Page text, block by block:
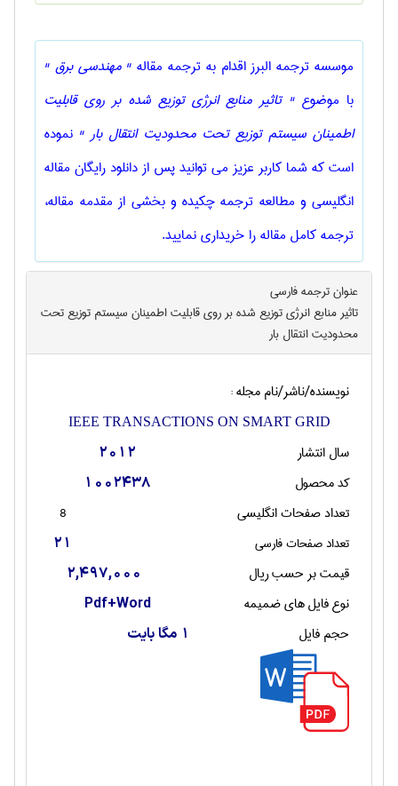
موسسه ترجمه البرز اقدام به ترجمه مقاله " مهندسی برق "
با موضوع" تاثیر منابع انرژی توزیع شده بر روی قابلیت
اطمینان سیستم توزیع تحت محدودیت انتقال بار " نموده
است که شما کاربر عزیز می توانید پس از دانلود رایگان مقاله
انگلیسی و مطالعه ترجمه چکیده و بخشی از مقدمه مقاله،
ترجمه کامل مقاله را خریداری نمایید.
عنوان ترجمه فارسی
تاثیر منابع انرژی توزیع شده بر روی قابلیت اطمینان سیستم توزیع تحت
محدودیت انتقال بار
نویسنده/ناشر/نام مجله :
IEEE TRANSACTIONS ON SMART GRID
سال انتشار 2012
کد محصول 1002438
تعداد صفحات انگليسی
8
تعداد صفحات فارسی
21
قیمت بر حسب ریال 2,497,000
نوع فایل های ضمیمه Pdf+Word
حجم فایل 1 مگا بایت